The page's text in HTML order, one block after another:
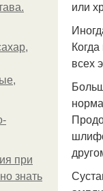
при
знать
или
всех